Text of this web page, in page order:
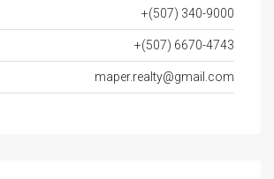
+(507) 340-9000
+(507) 6670-4743
maper.realty@gmail.com